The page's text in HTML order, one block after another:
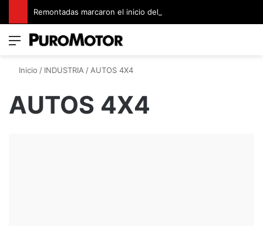
Menú
Inicio / INDUSTRIA/AUTOS 4X4
AUTOS 4X4